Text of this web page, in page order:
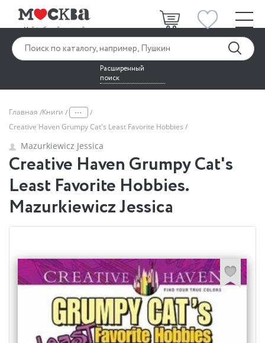
Расширенный
поиск
Главная Книги ...
Creative Haven Grumpy Cat's Least Favorite Hobbies
Mazurkiewicz Jessica
Creative Haven Grumpy Cat's
Least Favorite Hobbies.
Mazurkiewicz Jessica